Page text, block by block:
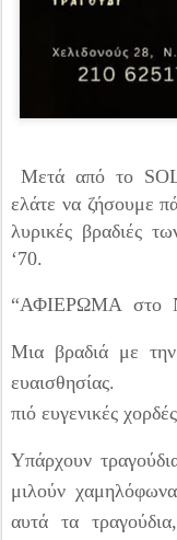
Μετά από το
ελάτε να ζήσουμε
λυρικές βραδιές
‘70.
“ΑΦΙΕΡΩΜΑ
Μια βραδιά με
πιό ευγενικές
Υπάρχουν
μιλούν
αυτά τα